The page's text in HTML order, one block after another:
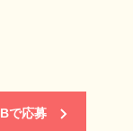
で応募